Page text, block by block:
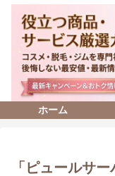
ホーム
「ピュールサ